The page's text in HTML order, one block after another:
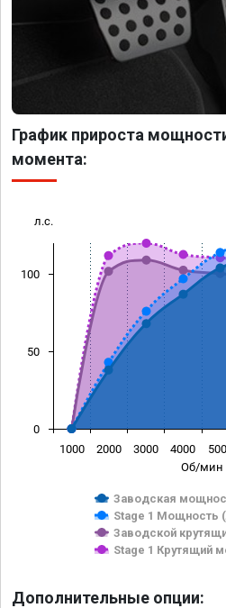
График прироста
момента:
Об/мин
л.с.
Заводская
Stage 1 Мощность
Заводской
Stage 1 Крутящий
1000 2000 3000 4000
0
50
100
Дополнительные опции: